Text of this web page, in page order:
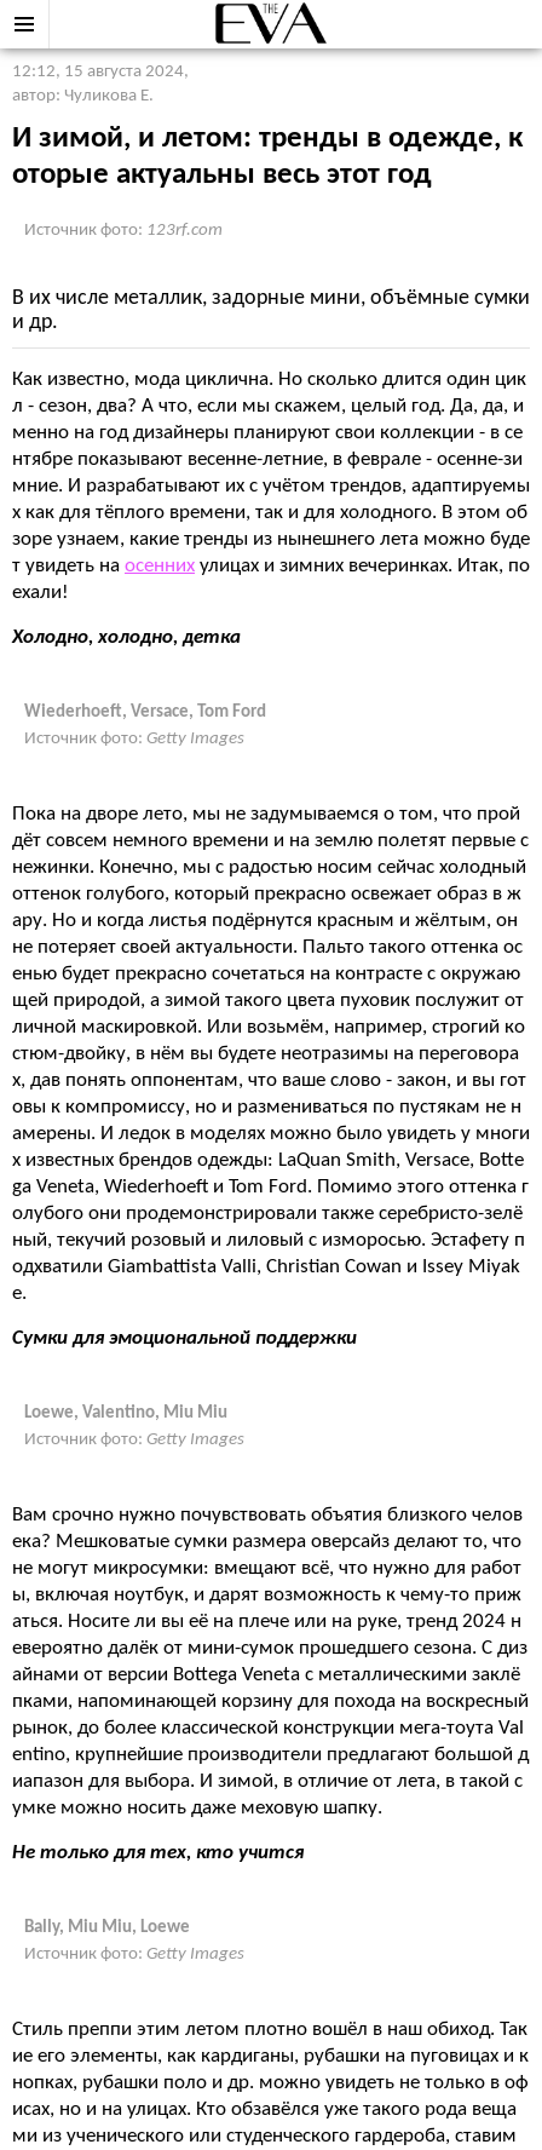
12:12, 15 августа 2024,
автор: Чуликова Е.
И зимой, и летом: тренды в одежде, к
оторые актуальны весь этот год
Источник фото: 123rf.com
В их числе металлик, задорные мини, объёмные сумки
и др.
Как известно, мода циклична. Но сколько длится один цик
л - сезон, два? А что, если мы скажем, целый год. Да, да, и
менно на год дизайнеры планируют свои коллекции - в се
нтябре показывают весенне-летние, в феврале - осенне-зи
мние. И разрабатывают их с учётом трендов, адаптируемы
х как для тёплого времени, так и для холодного. В этом об
зоре узнаем, какие тренды из нынешнего лета можно буде
т увидеть на осенних улицах и зимних вечеринках. Итак, по
ехали!
Холодно, холодно, детка
Wiederhoeft, Versace, Tom Ford
Источник фото: Getty Images
Пока на дворе лето, мы не задумываемся о том, что прой
дёт совсем немного времени и на землю полетят первые с
нежинки. Конечно, мы с радостью носим сейчас холодный
оттенок голубого, который прекрасно освежает образ в ж
ару. Но и когда листья подёрнутся красным и жёлтым, он
не потеряет своей актуальности. Пальто такого оттенка ос
енью будет прекрасно сочетаться на контрасте с окружаю
щей природой, а зимой такого цвета пуховик послужит от
личной маскировкой. Или возьмём, например, строгий ко
стюм-двойку, в нём вы будете неотразимы на переговора
х, дав понять оппонентам, что ваше слово - закон, и вы гот
овы к компромиссу, но и размениваться по пустякам не н
амерены. И ледок в моделях можно было увидеть у многи
х известных брендов одежды: LaQuan Smith, Versace, Botte
ga Veneta, Wiederhoeft и Tom Ford. Помимо этого оттенка г
олубого они продемонстрировали также серебристо-зелё
ный, текучий розовый и лиловый с изморосью. Эстафету п
одхватили Giambattista Valli, Christian Cowan и Issey Miyak
e.
Сумки для эмоциональной поддержки
Loewe, Valentino, Miu Miu
Источник фото: Getty Images
Вам срочно нужно почувствовать объятия близкого челов
ека? Мешковатые сумки размера оверсайз делают то, что
не могут микросумки: вмещают всё, что нужно для работ
ы, включая ноутбук, и дарят возможность к чему-то приж
аться. Носите ли вы её на плече или на руке, тренд 2024 н
евероятно далёк от мини-сумок прошедшего сезона. С диз
айнами от версии Bottega Veneta с металлическими заклё
пками, напоминающей корзину для похода на воскресный
рынок, до более классической конструкции мега-тоута Val
entino, крупнейшие производители предлагают большой д
иапазон для выбора. И зимой, в отличие от лета, в такой с
умке можно носить даже меховую шапку.
Не только для тех, кто учится
Bally, Miu Miu, Loewe
Источник фото: Getty Images
Стиль преппи этим летом плотно вошёл в наш обиход. Так
ие его элементы, как кардиганы, рубашки на пуговицах и к
нопках, рубашки поло и др. можно увидеть не только в оф
исах, но и на улицах. Кто обзавёлся уже такого рода веща
ми из ученического или студенческого гардероба, ставим